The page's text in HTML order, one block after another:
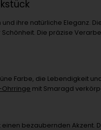
ihre natürliche Eleganz.
Die präzise
Farbe, die Lebendigkeit
mit Smaragd
bezaubernden Akzent.